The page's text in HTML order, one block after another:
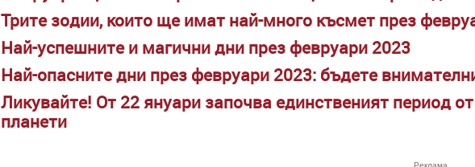
Трите зодии, които ще имат най-много късмет през
Най-успешните и магични дни през февруари 2023
Най-опасните дни през февруари 2023: бъдете
Ликувайте! От 22 януари започва единственият период
планети